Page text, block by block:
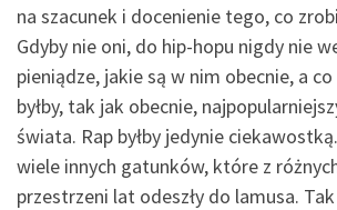
na szacunek i docenienie tego, co
Gdyby nie oni, do hip-hopu nigdy nie
pieniądze, jakie są w nim obecnie, a
byłby, tak jak obecnie,
świata. Rap byłby jedynie
wiele innych gatunków, które z
przestrzeni lat odeszły do lamusa.